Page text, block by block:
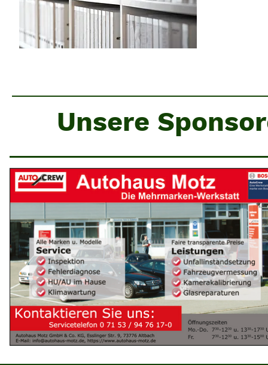
Unsere